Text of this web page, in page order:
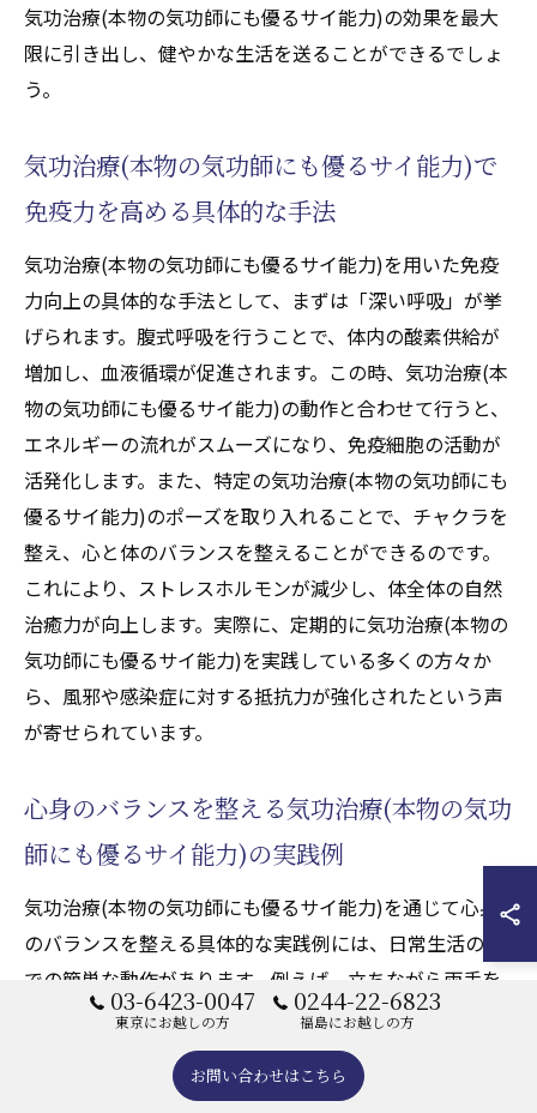
気功治療(本物の気功師にも優るサイ能力)の効果を最大
限に引き出し、健やかな生活を送ることができるでしょ
う。
気功治療(本物の気功師にも優るサイ能力)で
免疫力を高める具体的な手法
気功治療(本物の気功師にも優るサイ能力)を用いた免疫
力向上の具体的な手法として、まずは「深い呼吸」が挙
げられます。腹式呼吸を行うことで、体内の酸素供給が
増加し、血液循環が促進されます。この時、気功治療(本
物の気功師にも優るサイ能力)の動作と合わせて行うと、
エネルギーの流れがスムーズになり、免疫細胞の活動が
活発化します。また、特定の気功治療(本物の気功師にも
優るサイ能力)のポーズを取り入れることで、チャクラを
整え、心と体のバランスを整えることができるのです。
これにより、ストレスホルモンが減少し、体全体の自然
治癒力が向上します。実際に、定期的に気功治療(本物の
気功師にも優るサイ能力)を実践している多くの方々か
ら、風邪や感染症に対する抵抗力が強化されたという声
が寄せられています。
心身のバランスを整える気功治療(本物の気功
師にも優るサイ能力)の実践例
気功治療(本物の気功師にも優るサイ能力)を通じて心身
のバランスを整える具体的な実践例には、日常生活の中
での簡単な動作があります。例えば、立ちながら両手を
ゆっくりと上下させることで、身体全体のエネルギーを
感じることができます。この動作は、気の流れを良く
し、気持ちをリラックスさせる効果があります。また、
03-6423-0047
東京にお越しの方
0244-22-6823
福島にお越しの方
お問い合わせはこちら